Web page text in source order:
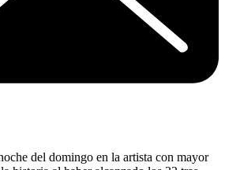
del domingo en la artista con mayor